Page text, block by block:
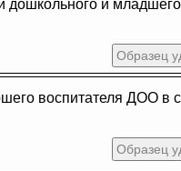
дошкольного и
Образец
воспитателя ДОО в
Образец